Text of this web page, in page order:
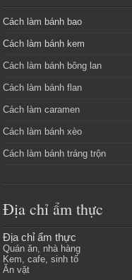
Cách làm bánh bao
Cách làm bánh kem
Cách làm bánh bông lan
Cách làm bánh flan
Cách làm caramen
Cách làm bánh xèo
Cách làm bánh tráng trộn
Địa chỉ ẩm thực
Địa chỉ ẩm thực
Quán ăn, nhà hàng
Kem, cafe, sinh tố
Ăn vặt